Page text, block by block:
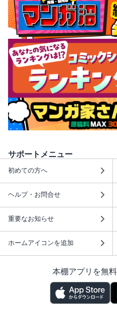
サポートメニュー
初めての方へ
ヘルプ・お問合せ
重要なお知らせ
ホームアイコンを追加
本棚アプリを無